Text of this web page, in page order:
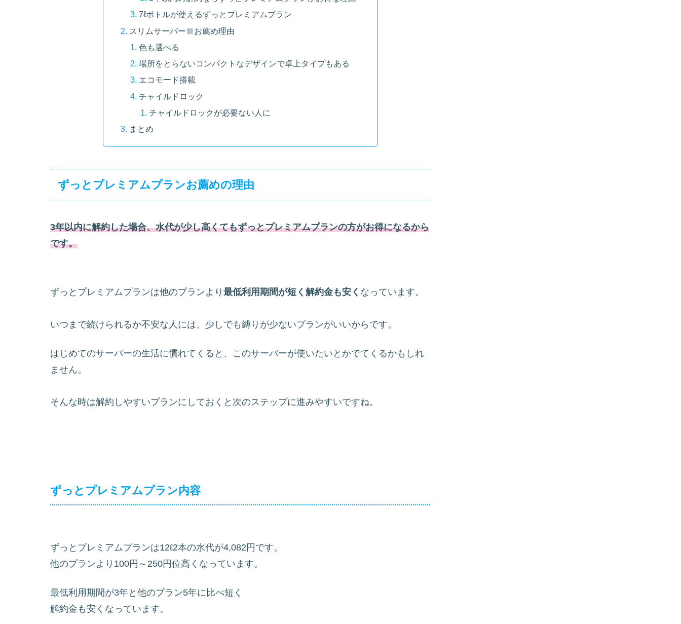
7ℓボトルが使えるずっとプレミアムプラン
スリムサーバーⅢお薦め理由
色も選べる
場所をとらないコンパクトなデザインで卓上タイプもある
エコモード搭載
チャイルドロック
チャイルドロックが必要ない人に
まとめ
ずっとプレミアムプランお薦めの理由
3年以内に解約した場合、水代が少し高くてもずっとプレミアムプランの方がお得になるから
です。
ずっとプレミアムプランは他のプランより 最低利用期間が短く解約金も安く なっています。
いつまで続けられるか不安な人には、少しでも縛りが少ないプランがいいからです。
はじめてのサーバーの生活に慣れてくると、このサーバーが使いたいとかでてくるかもしれ
ません。
そんな時は解約しやすいプランにしておくと次のステップに進みやすいですね。
ずっとプレミアムプラン内容
ずっとプレミアムプランは12ℓ2本の水代が4,082円です。
他のプランより100円～250円位高くなっています。
最低利用期間が3年と他のプラン5年に比べ短く
解約金も安くなっています。